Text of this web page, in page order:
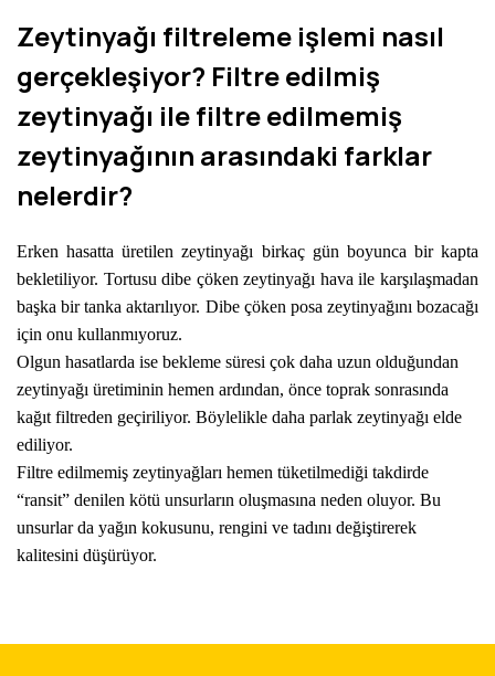
Zeytinyağı filtreleme işlemi nasıl
gerçekleşiyor? Filtre edilmiş
zeytinyağı ile filtre edilmemiş
zeytinyağının arasındaki farklar
nelerdir?
Erken hasatta üretilen zeytinyağı birkaç gün boyunca bir kapta
bekletiliyor. Tortusu dibe çöken zeytinyağı hava ile karşılaşmadan
başka bir tanka aktarılıyor. Dibe çöken posa zeytinyağını bozacağı
için onu kullanmıyoruz.
Olgun hasatlarda ise bekleme süresi çok daha uzun olduğundan
zeytinyağı üretiminin hemen ardından, önce toprak sonrasında
kağıt filtreden geçiriliyor. Böylelikle daha parlak zeytinyağı elde
ediliyor.
Filtre edilmemiş zeytinyağları hemen tüketilmediği takdirde
“ransit” denilen kötü unsurların oluşmasına neden oluyor. Bu
unsurlar da yağın kokusunu, rengini ve tadını değiştirerek
kalitesini düşürüyor.
English
русский